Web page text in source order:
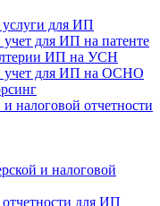
услуги для ИП
учет для ИП на патенте
ИП на УСН
учет для ИП на ОСНО
и налоговой отчетности
и налоговой
для ИП